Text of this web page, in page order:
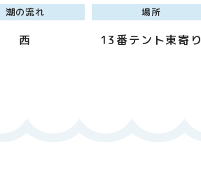
潮の流れ
西
場所
13番テント東寄り